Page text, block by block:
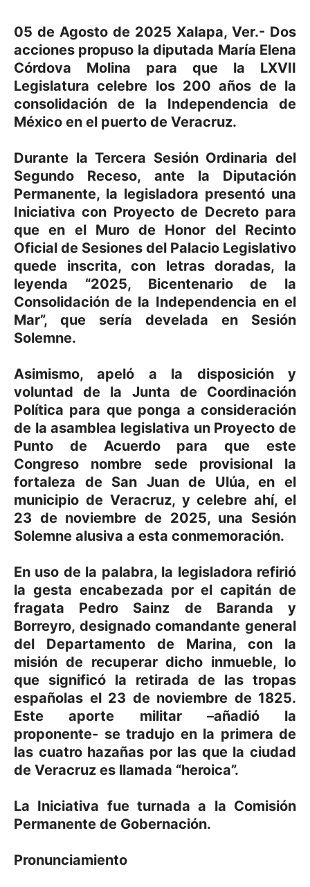
05 de Agosto de 2025 Xalapa, Ver.- Dos
acciones propuso la diputada María Elena
Córdova Molina para que la LXVII
Legislatura celebre los 200 años de la
consolidación de la Independencia de
México en el puerto de Veracruz.
Durante la Tercera Sesión Ordinaria del
Segundo Receso, ante la Diputación
Permanente, la legisladora presentó una
Iniciativa con Proyecto de Decreto para
que en el Muro de Honor del Recinto
Oficial de Sesiones del Palacio Legislativo
quede inscrita, con letras doradas, la
leyenda “2025, Bicentenario de la
Consolidación de la Independencia en el
Mar”, que sería develada en Sesión
Solemne.
Asimismo, apeló a la disposición y
voluntad de la Junta de Coordinación
Política para que ponga a consideración
de la asamblea legislativa un Proyecto de
Punto de Acuerdo para que este
Congreso nombre sede provisional la
fortaleza de San Juan de Ulúa, en el
municipio de Veracruz, y celebre ahí, el
23 de noviembre de 2025, una Sesión
Solemne alusiva a esta conmemoración.
En uso de la palabra, la legisladora refirió
la gesta encabezada por el capitán de
fragata Pedro Sainz de Baranda y
Borreyro, designado comandante general
del Departamento de Marina, con la
misión de recuperar dicho inmueble, lo
que significó la retirada de las tropas
españolas el 23 de noviembre de 1825.
Este aporte militar –añadió la
proponente- se tradujo en la primera de
las cuatro hazañas por las que la ciudad
de Veracruz es llamada “heroica”.
La Iniciativa fue turnada a la Comisión
Permanente de Gobernación.
Pronunciamiento